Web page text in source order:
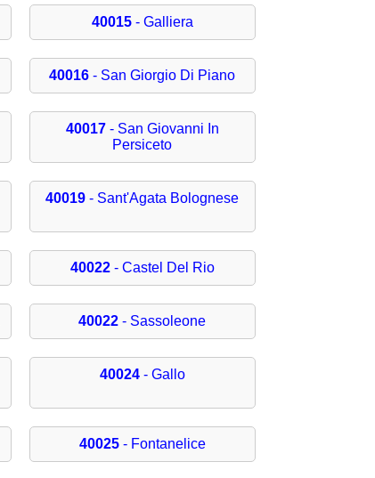
40015- Galliera
40016 - San Giorgio Di Piano
40017- San Giovanni In
Persiceto
40019 - Sant'Agata Bolognese
40022- Castel Del Rio
40022 - Sassoleone
40024- Gallo
40025- Fontanelice